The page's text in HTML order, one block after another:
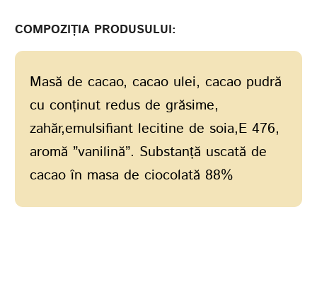
COMPOZIȚIA PRODUSULUI:
Masă de cacao, cacao ulei, cacao pudră
cu conținut redus de grăsime,
zahăr,emulsifiant lecitine de soia,E 476,
aromă ”vanilină”. Substanță uscată de
cacao în masa de ciocolată 88%